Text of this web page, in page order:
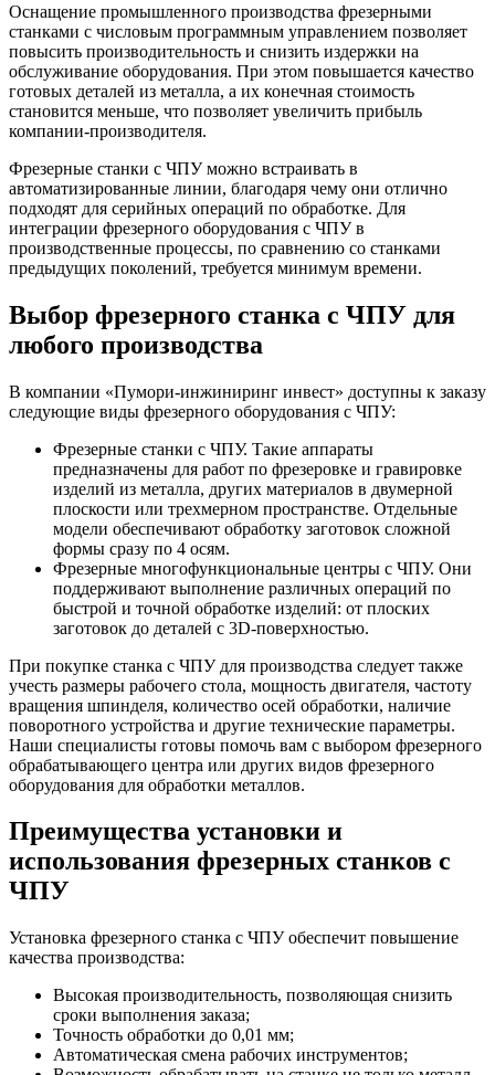
Оснащение промышленного производства фрезерными
станками с числовым программным управлением позволяет
повысить производительность и снизить издержки на
обслуживание оборудования. При этом повышается качество
готовых деталей из металла, а их конечная стоимость
становится меньше, что позволяет увеличить прибыль
компании-производителя.
Фрезерные станки с ЧПУ можно встраивать в
автоматизированные линии, благодаря чему они отлично
подходят для серийных операций по обработке. Для
интеграции фрезерного оборудования с ЧПУ в
производственные процессы, по сравнению со станками
предыдущих поколений, требуется минимум времени.
Выбор фрезерного станка с ЧПУ для
любого производства
В компании «Пумори-инжиниринг инвест» доступны к заказу
следующие виды фрезерного оборудования с ЧПУ:
Фрезерные станки с ЧПУ. Такие аппараты
предназначены для работ по фрезеровке и гравировке
изделий из металла, других материалов в двумерной
плоскости или трехмерном пространстве. Отдельные
модели обеспечивают обработку заготовок сложной
формы сразу по 4 осям.
Фрезерные многофункциональные центры с ЧПУ. Они
поддерживают выполнение различных операций по
быстрой и точной обработке изделий: от плоских
заготовок до деталей с 3D-поверхностью.
При покупке станка с ЧПУ для производства следует также
учесть размеры рабочего стола, мощность двигателя, частоту
вращения шпинделя, количество осей обработки, наличие
поворотного устройства и другие технические параметры.
Наши специалисты готовы помочь вам с выбором фрезерного
обрабатывающего центра или других видов фрезерного
оборудования для обработки металлов.
Преимущества установки и
использования фрезерных станков с
ЧПУ
Установка фрезерного станка с ЧПУ обеспечит повышение
качества производства:
Высокая производительность, позволяющая снизить
сроки выполнения заказа;
Точность обработки до 0,01 мм;
Автоматическая смена рабочих инструментов;